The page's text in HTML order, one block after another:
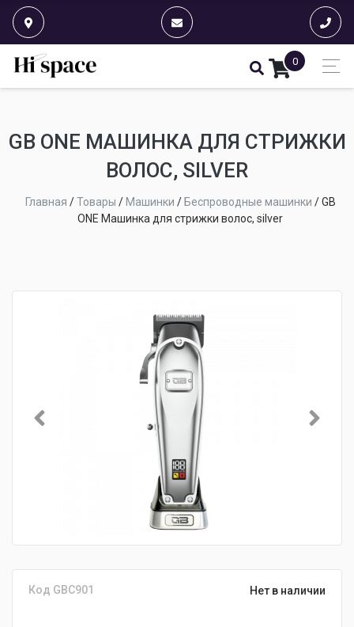
0
GB ONE МАШИНКА ДЛЯ СТРИЖКИ
ВОЛОС, SILVER
Главная /Товары / Машинки / Беспроводные машинки /GB
ONE Машинка для стрижки волос, silver
Код GBC901 Нет в наличии